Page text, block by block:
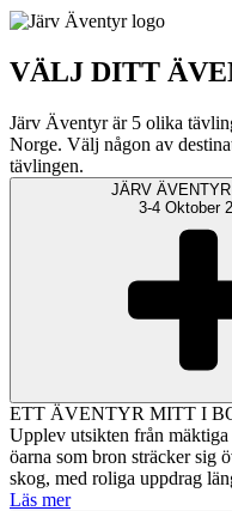
VÄLJ DITT
Järv Äventyr är 5 olika
Norge. Välj någon av
tävlingen.
JÄRV
3-4 Oktober
ETT ÄVENTYR MITT I
Upplev utsikten från
öarna som bron sträcker sig
skog, med roliga uppdrag
Läs mer